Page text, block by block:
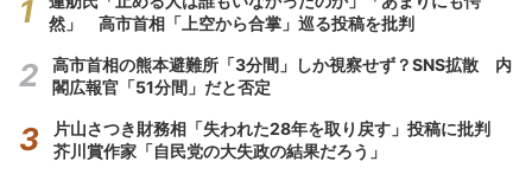
然」 高市首相「上空から合掌」巡る投稿を批判
高市首相の熊本避難所「3分間」しか視察せず？SNS拡散 内
閣広報官「51分間」だと否定
片山さつき財務相「失われた28年を取り戻す」投稿に批判
芥川賞作家「自民党の大失政の結果だろう」